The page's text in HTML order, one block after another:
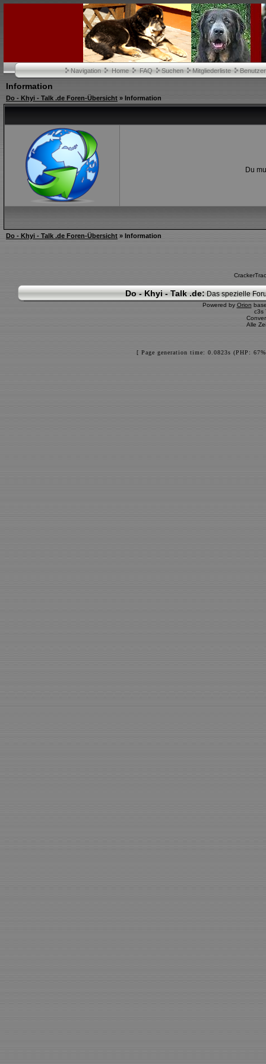
Navigation Home FAQ Suchen Mitgliederliste
Information
Do - Khyi - Talk .de Foren-Übersicht » Information
Du
Do - Khyi - Talk .de Foren-Übersicht » Information
Do - Khyi - Talk .de: Das spezielle
Powered by Orion
c3s
Alle
[ Page generation time: 0.0823s (PHP: